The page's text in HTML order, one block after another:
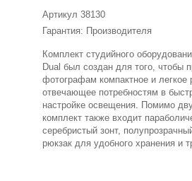
Артикул 38130
Гарантия: Производителя
Комплект студийного
Dual был создан для того, чтобы
фотографам компактное и легкое
отвечающее потребностям в
настройке освещения. Помимо
комплект также входит
серебристый зонт,
рюкзак для удобного хранения и